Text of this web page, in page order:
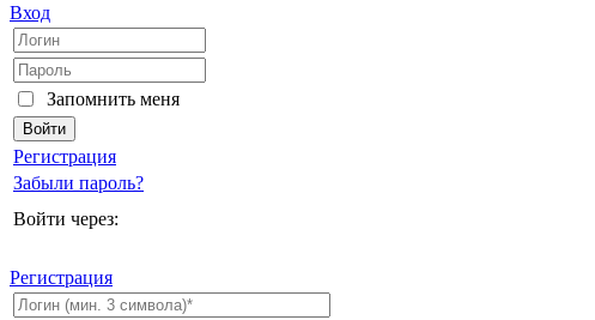
Вход
Запомнить меня
Регистрация
Забыли пароль?
Войти через:
Регистрация